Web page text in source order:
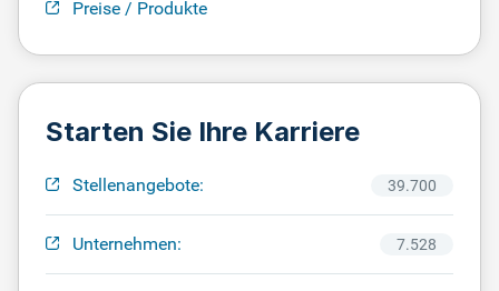
Preise / Produkte
Starten Sie Ihre Karriere
Stellenangebote: 39.700
Unternehmen: 7.528